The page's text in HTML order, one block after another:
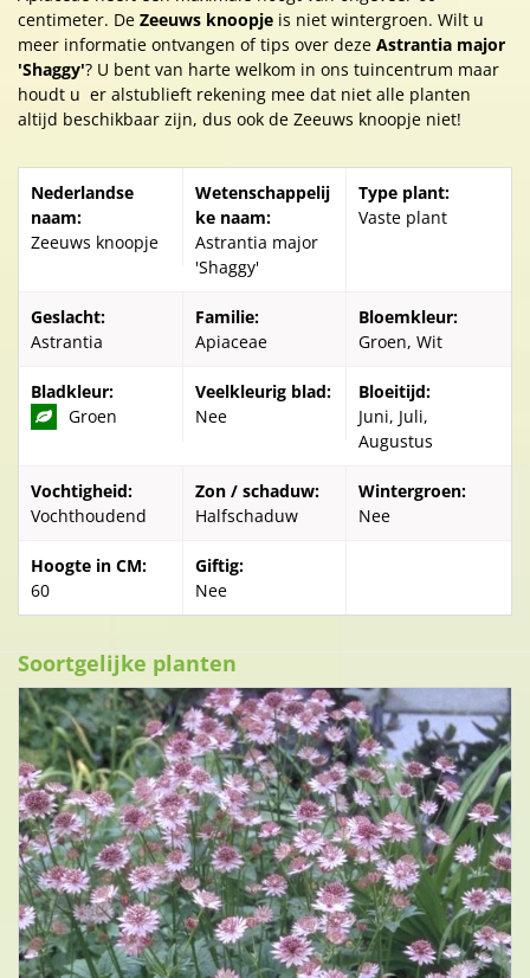
centimeter. De Zeeuws knoopje is niet wintergroen. Wilt u
meer informatie ontvangen of tips over deze Astrantia major
'Shaggy'? U bent van harte welkom in ons tuincentrum maar
houdt u er alstublieft rekening mee dat niet alle planten
altijd beschikbaar zijn, dus ook de Zeeuws knoopje niet!
Nederlandse
naam:
Zeeuws knoopje
Wetenschappelij
ke naam:
Astrantia major
'Shaggy'
Type plant:
Vaste plant
Geslacht:
Astrantia
Familie:
Apiaceae
Bloemkleur:
Groen, Wit
Bladkleur:
Groen
Veelkleurig blad:
Nee
Bloeitijd:
Juni, Juli,
Augustus
Vochtigheid:
Vochthoudend
Zon / schaduw:
Halfschaduw
Wintergroen:
Nee
Hoogte in CM:
60
Giftig:
Nee
Soortgelijke planten